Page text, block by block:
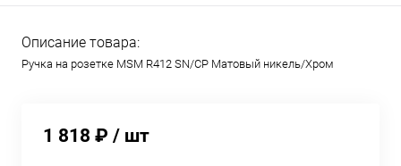
Описание товара:
Ручка на розетке MSM R412 SN/CP Матовый никель/Хром
1 818 ₽ / шт